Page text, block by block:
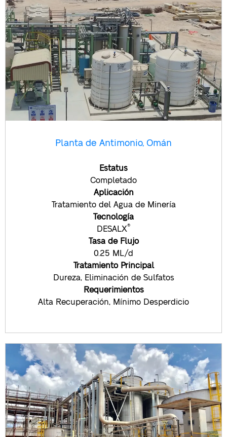
Planta de Antimonio, Omán
Estatus
Completado
Aplicación
Tratamiento del Agua de Minería
Tecnología
DESALX®
Tasa de Flujo
0.25 ML/d
Tratamiento Principal
Dureza, Eliminación de Sulfatos
Requerimientos
Alta Recuperación, Mínimo Desperdicio